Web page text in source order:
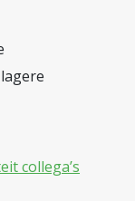
collega’s